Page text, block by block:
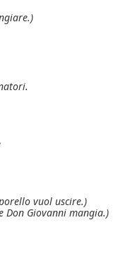
vuol uscire.)
Don Giovanni mangia.)